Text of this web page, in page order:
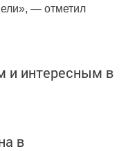
— отметил
и интересным в
в